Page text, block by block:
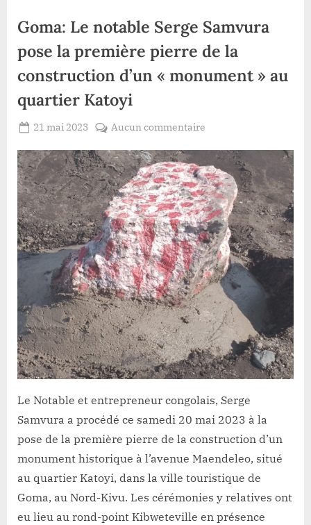
Goma: Le notable Serge Samvura
pose la première pierre de la
construction d’un « monument » au
quartier Katoyi
Posted
21 mai 2023
Lacloche
Aucun commentaire
Le
notable
Serge
Samvura
pose
la
première
pierre
de
la
construction
d’un
«
monument
»
au
quartier
Le Notable et entrepreneur congolais, Serge
Samvura a procédé ce samedi 20 mai 2023 à la
pose de la première pierre de la construction d’un
monument historique à l’avenue Maendeleo, situé
au quartier Katoyi, dans la ville touristique de
Goma, au Nord-Kivu. Les cérémonies y relatives ont
eu lieu au rond-point Kibweteville en présence